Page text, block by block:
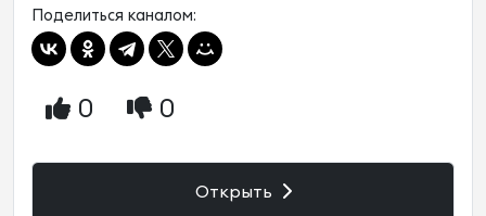
Поделиться каналом:
0 0
Открыть